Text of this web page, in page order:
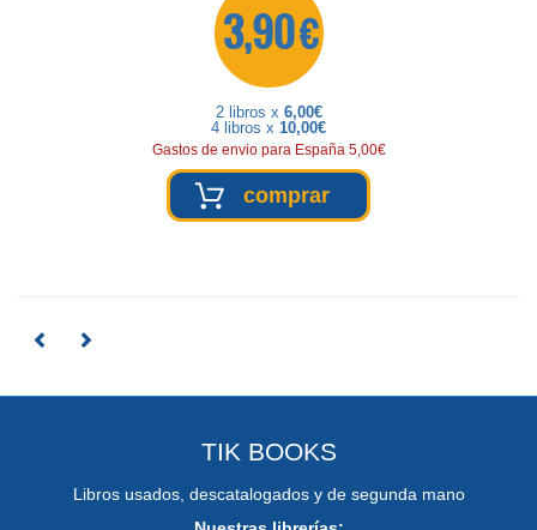
3,90 €
2 libros x 6,00€
4 libros x 10,00€
Gastos de envio para España 5,00€
comprar
TIK BOOKS
Libros usados, descatalogados y de segunda mano